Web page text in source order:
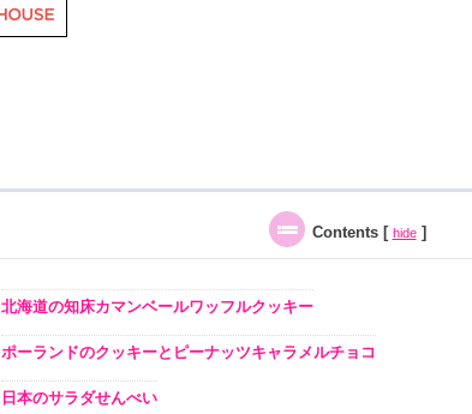
Contents [ hide ]
北海道の知床カマンベールワッフルクッキー
ポーランドのクッキーとピーナッツキャラメルチョコ
日本のサラダせんべい